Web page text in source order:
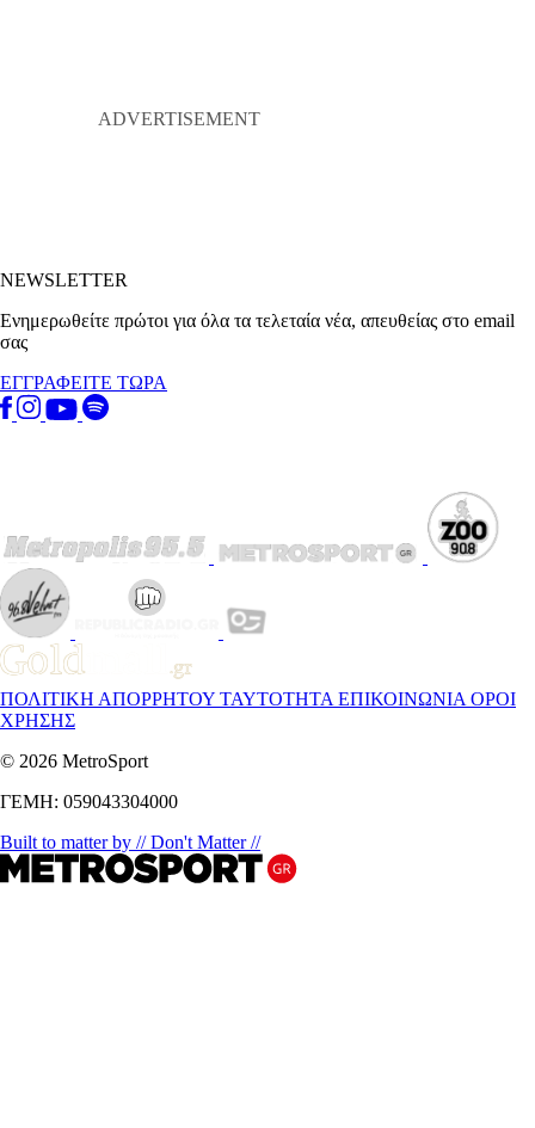
NEWSLETTER
Ενημερωθείτε πρώτοι για όλα τα τελεταία νέα, απευθείας στο email
σας
ΕΓΓΡΑΦΕΙΤΕ ΤΩΡΑ
ΠΟΛΙΤΙΚΗ ΑΠΟΡΡΗΤΟΥ ΤΑΥΤΟΤΗΤΑ ΕΠΙΚΟΙΝΩΝΙΑ ΟΡΟΙ
ΧΡΗΣΗΣ
© 2026 MetroSport
ΓΕΜΗ: 059043304000
Built to matter by // Don't Matter //